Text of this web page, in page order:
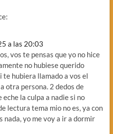
a las 20:03
vos te pensas que yo no hice
no hubiese querido
te hubiera llamado a vos el
otra persona. 2 dedos de
la culpa a nadie si no
lectura tema mio no es, ya con
nada, yo me voy a ir a dormir